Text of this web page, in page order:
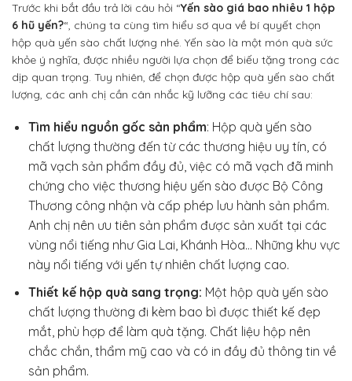
Trước khi bắt đầu trả lời câu hỏi “Yến sào giá bao nhiêu 1 hộp
6 hũ yến?“, chúng ta cùng tìm hiểu sơ qua về bí quyết chọn
hộp quà yến sào chất lượng nhé. Yến sào là một món quà sức
khỏe ý nghĩa, được nhiều người lựa chọn để biếu tặng trong các
dịp quan trọng. Tuy nhiên, để chọn được hộp quà yến sào chất
lượng, các anh chị cần cân nhắc kỹ lưỡng các tiêu chí sau:
Tìm hiểu nguồn gốc sản phẩm: Hộp quà yến sào
chất lượng thường đến từ các thương hiệu uy tín, có
mã vạch sản phẩm đầy đủ, việc có mã vạch đã minh
chứng cho việc thương hiệu yến sào được Bộ Công
Thương công nhận và cấp phép lưu hành sản phẩm.
Anh chị nên ưu tiên sản phẩm được sản xuất tại các
vùng nổi tiếng như Gia Lai, Khánh Hòa… Những khu vực
này nổi tiếng với yến tự nhiên chất lượng cao.
Thiết kế hộp quà sang trọng: Một hộp quà yến sào
chất lượng thường đi kèm bao bì được thiết kế đẹp
mắt, phù hợp để làm quà tặng. Chất liệu hộp nên
chắc chắn, thẩm mỹ cao và có in đầy đủ thông tin về
sản phẩm.